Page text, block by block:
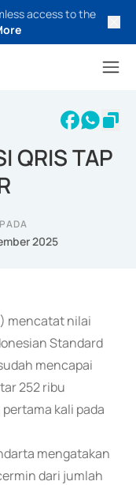
access to the
QRIS TAP
2025
mencatat nilai
Standard
mencapai
252 ribu
kali pada
mengatakan
dari jumlah